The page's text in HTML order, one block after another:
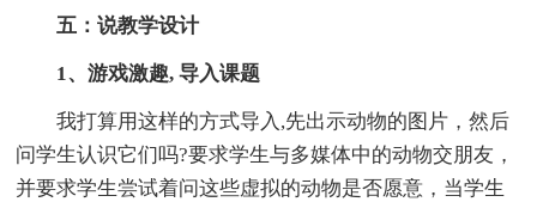
五：说教学设计
1、游戏激趣, 导入课题
我打算用这样的方式导入,先出示动物的图片，然后
问学生认识它们吗?要求学生与多媒体中的动物交朋友，
并要求学生尝试着问这些虚拟的动物是否愿意，当学生